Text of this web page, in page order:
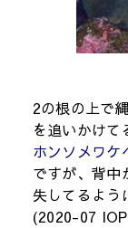
2の根の上で
を追いかけて
ホンソメワケ
ですが、背中
失してるよう
(2020-07